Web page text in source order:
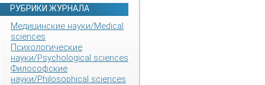
РУБРИКИ ЖУРНАЛА
Медицинские науки/Medical
sciences
Психологические
науки/Psychological sciences
Философские
науки/Philosophical sciences